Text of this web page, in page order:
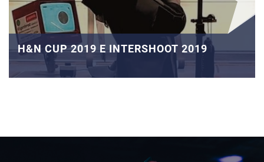
H&N CUP 2019 E INTERSHOOT 2019